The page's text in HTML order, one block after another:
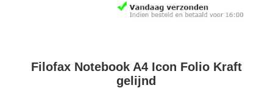
Filofax Notebook A4 Icon Folio Kraft
gelijnd